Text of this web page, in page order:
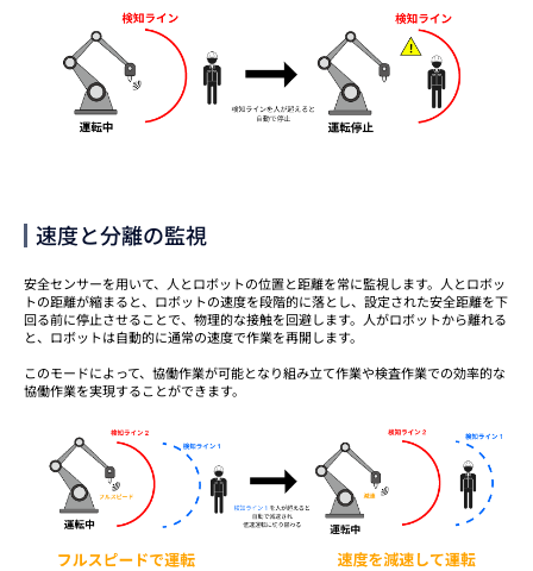
速度と分離の監視
安全センサーを用いて、人とロボットの位置と距離を常に監視します。人とロボッ
トの距離が縮まると、ロボットの速度を段階的に落とし、設定された安全距離を下
回る前に停止させることで、物理的な接触を回避します。人がロボットから離れる
と、ロボットは自動的に通常の速度で作業を再開します。
このモードによって、協働作業が可能となり組み立て作業や検査作業での効率的な
協働作業を実現することができます。